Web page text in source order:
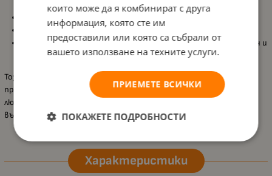
приятен на допир;
Бои на водна основа
– напълно безвредни за децата;
7 × 7 × 3,5 см;
Подходящ за деца над 3 години– безопасен, образователен и
занимателен.
Този пумпал превръща играта в малко откривателско
приключение – съчетавайки движение, цвят и научно
любопитство, той радва и вдъхновява децата от всяка
възраст.
Характеристики
които може да я комбинират с друга
информация, която сте им
предоставили или която са събрали от
вашето използване на техните услуги.
ПРИЕМЕТЕ ВСИЧКИ
ПОКАЖЕТЕ ПОДРОБНОСТИ